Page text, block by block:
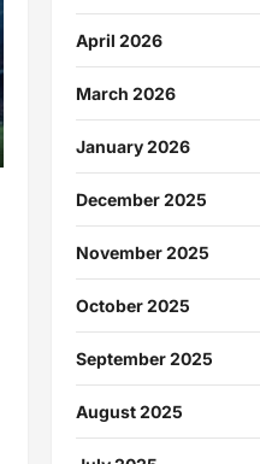
April 2026
March 2026
January 2026
December 2025
November 2025
October 2025
September 2025
August 2025